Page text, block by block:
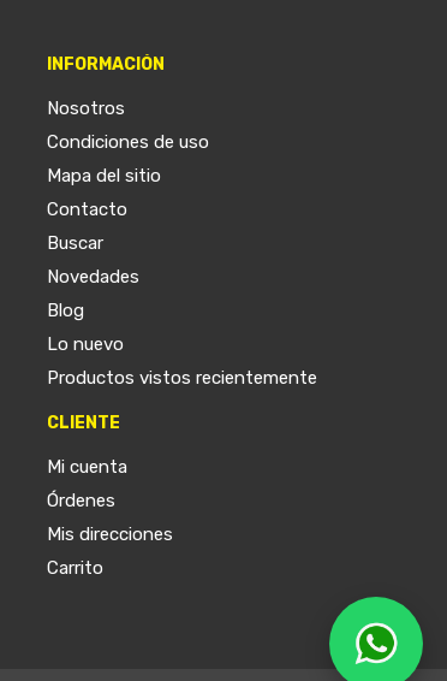
INFORMACIÓN
Nosotros
Condiciones de uso
Mapa del sitio
Contacto
Buscar
Novedades
Blog
Lo nuevo
Productos vistos recientemente
CLIENTE
Mi cuenta
Órdenes
Mis direcciones
Carrito